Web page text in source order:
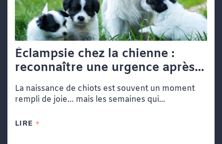
Éclampsie chez la chienne :
reconnaître une urgence après
la mise bas
La naissance de chiots est souvent un moment
rempli de joie… mais les semaines qui...
LIRE